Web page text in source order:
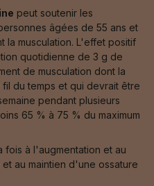
peut soutenir les
âgées de 55 ans et
la musculation. L'effet positif
quotidienne de 3 g de
de musculation dont la
du temps et qui devrait être
pendant plusieurs
65 % à 75 % du maximum
fois à l'augmentation et au
au maintien d'une ossature